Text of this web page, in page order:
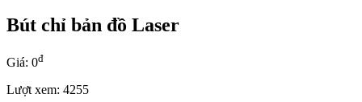
Bút chỉ bản đồ Laser
Giá: 0đ
Lượt xem: 4255